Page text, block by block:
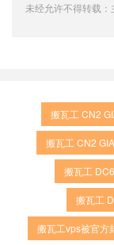
未经允许不得转载：
搬瓦工 CN2
搬瓦工 CN2
搬瓦工
搬瓦工
搬瓦工vps被官方